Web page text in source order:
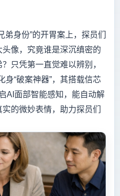
身份”的开胃案上，探员们
像，究竟谁是深沉缜密的
只凭第一直觉难以辨别，
“破案神器”，其搭载信芯
AI面部智能感知，能自动解
的微妙表情，助力探员们